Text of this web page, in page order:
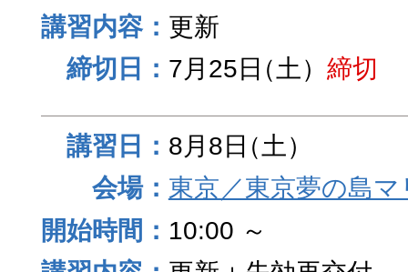
更新
7月25日（土） 締切
8月8日（土）
東京／東京夢の島マ
10:00 ～